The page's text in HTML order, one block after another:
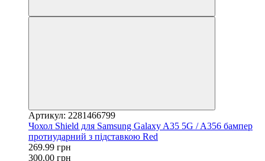
Артикул: 2281466799
Чохол Shield для Samsung Galaxy A35 5G / A356 бампер
протиударний з підставкою Red
269.99 грн
300.00 грн